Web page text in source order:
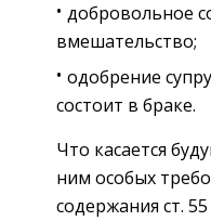
добровольное
вмешательство;
одобрение
состоит в браке.
Что касается
ним особых
содержания ст.